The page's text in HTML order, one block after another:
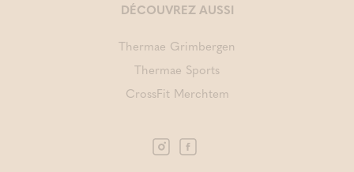
DÉCOUVREZ AUSSI
Thermae Grimbergen
Thermae Sports
CrossFit Merchtem